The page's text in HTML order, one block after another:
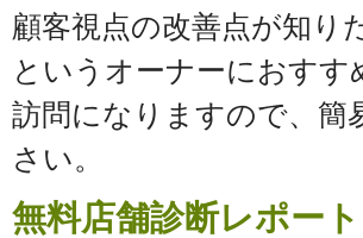
顧客視点の改善点が知り
というオーナーにおす
訪問になりますので、簡
さい。
無料店舗診断レポー